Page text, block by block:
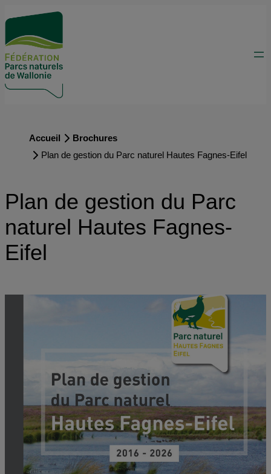
Accueil
Brochures
Plan de gestion du Parc naturel Hautes Fagnes-Eifel
Plan de gestion du Parc
naturel Hautes Fagnes-
Eifel